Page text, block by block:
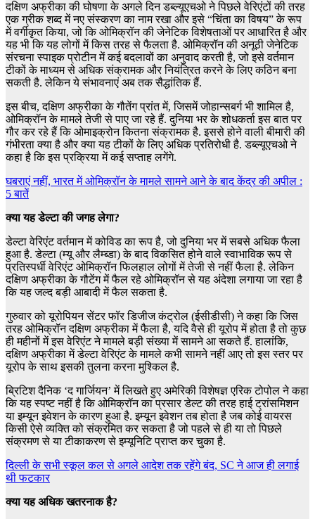
दक्षिण अफ्रीका की घोषणा के अगले दिन डब्ल्यूएचओ ने पिछले वेरिएंटों की तरह
एक ग्रीक शब्द में नए संस्करण का नाम रखा और इसे “चिंता का विषय” के रूप
में वर्गीकृत किया, जो कि ओमिक्रॉन की जेनेटिक विशेषताओं पर आधारित है और
यह भी कि यह लोगों में किस तरह से फैलता है. ओमिक्रॉन की अनूठी जेनेटिक
संरचना स्पाइक प्रोटीन में कई बदलावों का अनुवाद करती है, जो इसे वर्तमान
टीकों के माध्यम से अधिक संक्रामक और नियंत्रित करने के लिए कठिन बना
सकती है. लेकिन ये संभावनाएं अब तक सैद्धांतिक हैं.
इस बीच, दक्षिण अफ्रीका के गौतेंग प्रांत में, जिसमें जोहान्सबर्ग भी शामिल है,
ओमिक्रॉन के मामले तेजी से पाए जा रहे हैं. दुनिया भर के शोधकर्ता इस बात पर
गौर कर रहे हैं कि ओमाइक्रोन कितना संक्रामक है. इससे होने वाली बीमारी की
गंभीरता क्या है और क्या यह टीकों के लिए अधिक प्रतिरोधी है. डब्ल्यूएचओ ने
कहा है कि इस प्रक्रिया में कई सप्ताह लगेंगे.
घबराएं नहीं, भारत में ओमिक्रॉन के मामले सामने आने के बाद केंद्र की अपील :
5 बातें
क्या यह डेल्टा की जगह लेगा?
डेल्टा वेरिएंट वर्तमान में कोविड का रूप है, जो दुनिया भर में सबसे अधिक फैला
हुआ है. डेल्टा (म्यू और लैम्ब्डा) के बाद विकसित होने वाले स्वाभाविक रूप से
प्रतिस्पर्धी वेरिएंट ओमिक्रॉन फिलहाल लोगों में तेजी से नहीं फैला है. लेकिन
दक्षिण अफ्रीका के गौटेंग में फैल रहे ओमिक्रॉन से यह अंदेशा लगाया जा रहा है
कि यह जल्द बड़ी आबादी में फैल सकता है.
गुरुवार को यूरोपियन सेंटर फॉर डिजीज कंट्रोल (ईसीडीसी) ने कहा कि जिस
तरह ओमिक्रॉन दक्षिण अफ्रीका में फैला है, यदि वैसे ही यूरोप में होता है तो कुछ
ही महीनों में इस वेरिएंट ने मामले बड़ी संख्या में सामने आ सकते हैं. हालांकि,
दक्षिण अफ्रीका में डेल्टा वेरिएंट के मामले कभी सामने नहीं आए तो इस स्तर पर
यूरोप के साथ इसकी तुलना करना मुश्किल है.
ब्रिटिश दैनिक ‘द गार्जियन’ में लिखते हुए अमेरिकी विशेषज्ञ एरिक टोपोल ने कहा
कि यह स्पष्ट नहीं है कि ओमिक्रॉन का प्रसार डेल्ट की तरह हाई ट्रांसमिशन
या इम्यून इवेशन के कारण हुआ है. इम्यून इवेशन तब होता है जब कोई वायरस
किसी ऐसे व्यक्ति को संक्रमित कर सकता है जो पहले से ही या तो पिछले
संक्रमण से या टीकाकरण से इम्यूनिटि प्राप्त कर चुका है.
दिल्ली के सभी स्कूल कल से अगले आदेश तक रहेंगे बंद, SC ने आज ही लगाई
थी फटकार
क्या यह अधिक खतरनाक है?